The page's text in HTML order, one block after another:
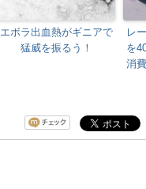
エボラ出血熱がギニアで
猛威を振るう！
レ
を
消